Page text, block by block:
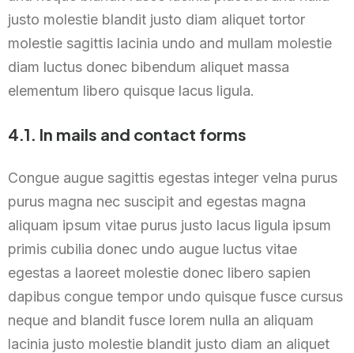
justo molestie blandit justo diam aliquet tortor
molestie sagittis lacinia undo and mullam molestie
diam luctus donec bibendum aliquet massa
elementum libero quisque lacus ligula.
4.1. In mails and contact forms
Congue augue sagittis egestas integer velna purus
purus magna nec suscipit and egestas magna
aliquam ipsum vitae purus justo lacus ligula ipsum
primis cubilia donec undo augue luctus vitae
egestas a laoreet molestie donec libero sapien
dapibus congue tempor undo quisque fusce cursus
neque and blandit fusce lorem nulla an aliquam
lacinia justo molestie blandit justo diam an aliquet